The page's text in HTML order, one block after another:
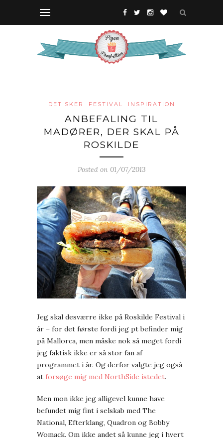
DET SKER FESTIVAL INSPIRATION
ANBEFALING TIL
MADØRER, DER SKAL PÅ
ROSKILDE
Posted on 01/07/2013
Jeg skal desværre ikke på Roskilde Festival i
år – for det første fordi jeg pt befinder mig
på Mallorca, men måske nok så meget fordi
jeg faktisk ikke er så stor fan af
programmet i år. Og derfor valgte jeg også
at forsøge mig med NorthSide istedet.
Men mon ikke jeg alligevel kunne have
befundet mig fint i selskab med The
National, Efterklang, Quadron og Bobby
Womack. Om ikke andet så kunne jeg i hvert